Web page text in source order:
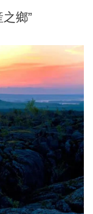
鄉”